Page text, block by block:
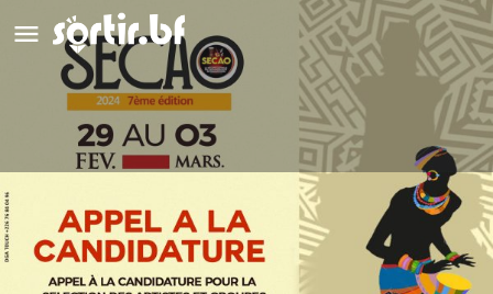
La Semaine Culturelle de
Arrondissements de Ouagadougou
(SECAO)